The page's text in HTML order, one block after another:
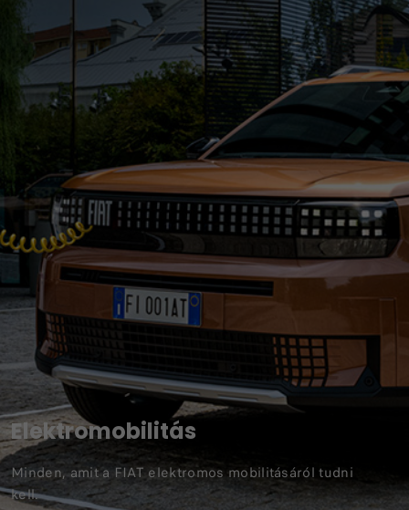
Elektromobilitás
Minden, amit a FIAT elektromos mobilitásáról tudni
kell.